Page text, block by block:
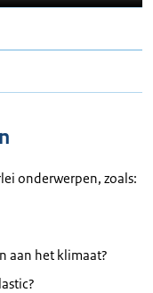
onderwerpen, zoals:
aan het klimaat?